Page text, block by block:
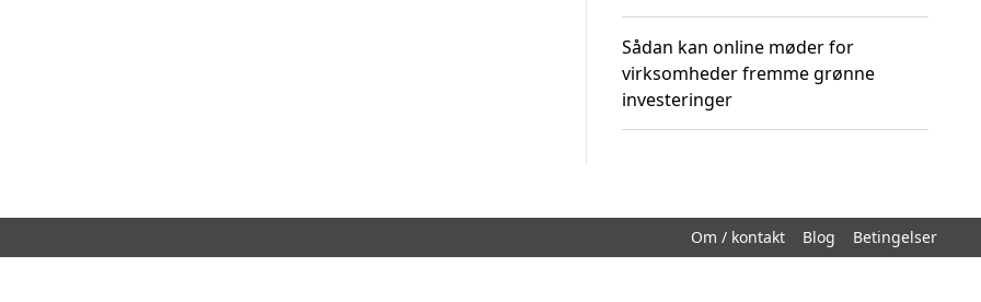
Sådan kan online møder for
virksomheder fremme grønne
investeringer
Om / kontakt Blog Betingelser